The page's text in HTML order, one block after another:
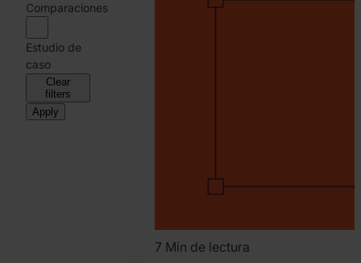
Comparaciones
Estudio de
caso
Clear
filters
Apply
7 Min de lectura